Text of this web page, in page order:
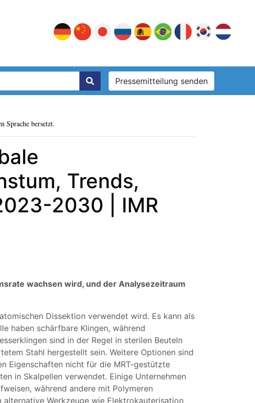
Pressemitteilung senden
Sprache bersetzt.
Trends,
2030 | IMR
wachsen wird, und der Analysezeitraum
Dissektion verwendet wird. Es kann als
haben schärfbare Klingen, während
sind in der Regel in sterilen Beuteln
Stahl hergestellt sein. Weitere Optionen sind
Eigenschaften nicht für die MRT-gestützte
in Skalpellen verwendet. Einige Unternehmen
während andere mit Polymeren
Werkzeuge wie Elektrokauterisation